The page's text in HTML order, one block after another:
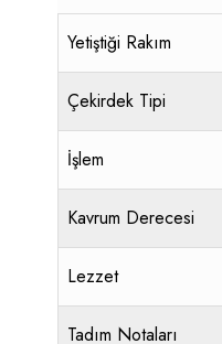
Yetiştiği Rakım
Çekirdek Tipi
İşlem
Kavrum Derecesi
Lezzet
Tadım Notaları